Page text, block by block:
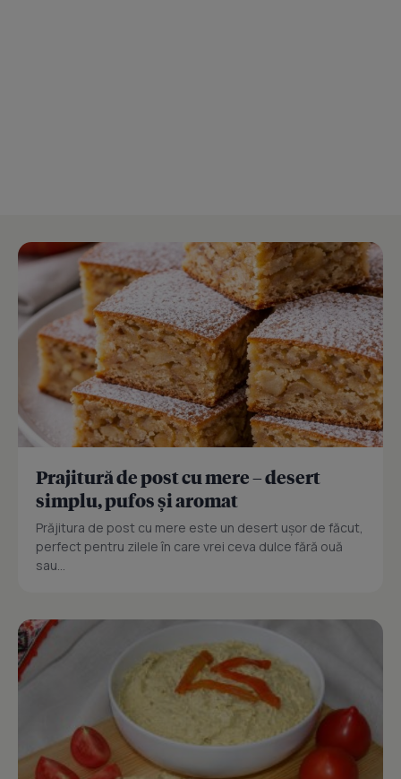
Prajitură de post cu mere – desert
simplu, pufos și aromat
Prăjitura de post cu mere este un desert ușor de făcut,
perfect pentru zilele în care vrei ceva dulce fără ouă
sau...